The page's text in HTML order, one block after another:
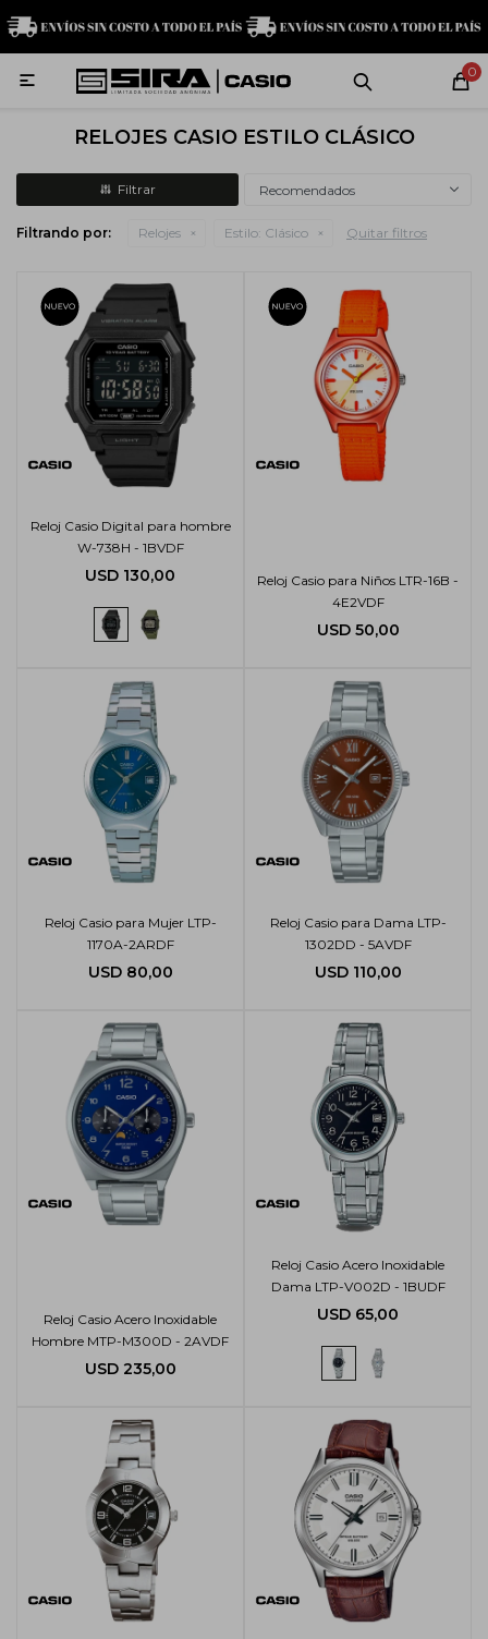
0

RELOJES CASIO ESTILO CLÁSICO
Recomendados
Filtrando por: Relojes Estilo: Clásico Quitar filtros
Reloj Casio Digital para hombre
W-738H - 1BVDF
USD 130,00
Reloj Casio para Niños LTR-16B -
4E2VDF
USD 50,00
Reloj Casio para Mujer LTP-
1170A-2ARDF
USD 80,00
Reloj Casio para Dama LTP-
1302DD - 5AVDF
USD 110,00
Reloj Casio Acero Inoxidable
Hombre MTP-M300D - 2AVDF
USD 235,00
Reloj Casio Acero Inoxidable
Dama LTP-V002D - 1BUDF
USD 65,00
MI CUENTA
Relojes Servicio técnico Contacto
G-Shock
Edifice
Casio